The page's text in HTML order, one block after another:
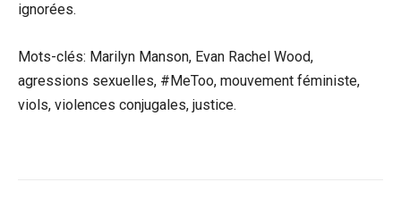
ignorées.
Mots-clés: Marilyn Manson, Evan Rachel Wood,
agressions sexuelles, #MeToo, mouvement féministe,
viols, violences conjugales, justice.